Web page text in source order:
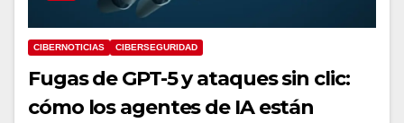
CIBERNOTICIAS CIBERSEGURIDAD
Fugas de GPT-5 y ataques sin clic:
cómo los agentes de IA están